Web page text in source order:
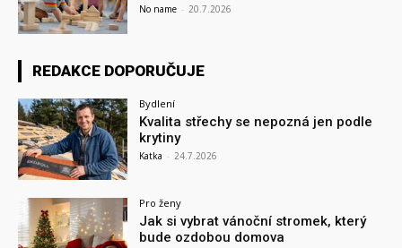
No name - 20.7.2026
REDAKCE DOPORUČUJE
Bydlení
Kvalita střechy se nepozná jen podle
krytiny
Katka - 24.7.2026
Pro ženy
Jak si vybrat vánoční stromek, který
bude ozdobou domova